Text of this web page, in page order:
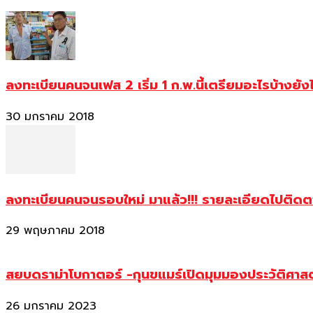
ลงทะเบียนคนจนเฟส 2 เริ่ม 1 ก.พ.นี้เตรียมอะไรบ้างยัง
30 มกราคม 2018
ลงทะเบียนคนจนรอบใหม่ มาแล้ว!!! รายละเอียดไปติด
29 พฤษภาคม 2018
สยบดราม่าโบกาตอร์ -กุนขแมร์เปิดมุมมองประวัติศา
26 มกราคม 2023